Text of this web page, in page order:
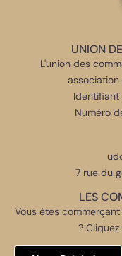
UNION
L'union des
association
Identifiant
Numéro
7 rue du
LES
Vous êtes
?